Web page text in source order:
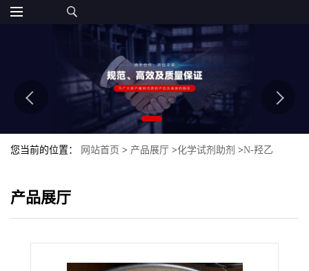
您当前的位置： 网站首页 > 产品展厅 >化学试剂助剂 >N-羟乙
产品展厅